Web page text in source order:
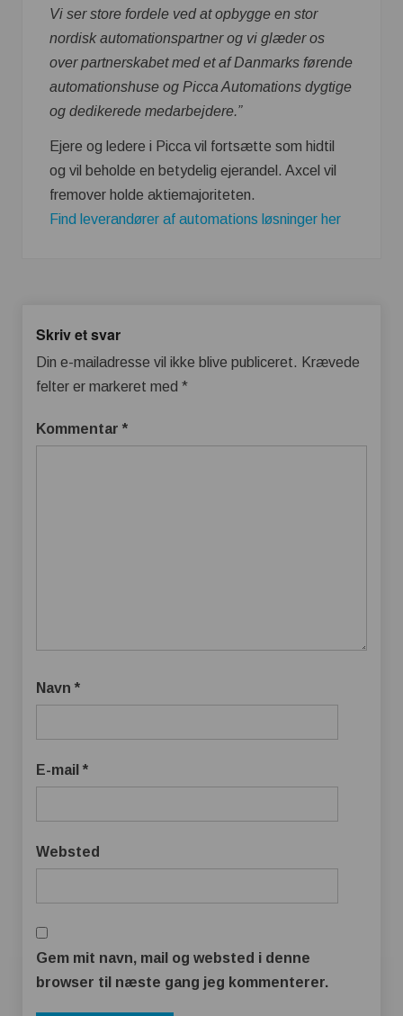
Vi ser store fordele ved atopbygge en stor
nordisk automationspartner og vi glæder os
over partnerskabet med et af Danmarks førende
automationshuse og Picca Automations dygtige
og dedikerede medarbejdere.”
Ejere og ledere i Picca vil fortsætte som hidtil
og vil beholde en betydelig ejerandel. Axcel vil
fremover holde aktiemajoriteten.
Find leverandører af automations løsninger her
Skriv et svar
Din e-mailadresse vil ikke blive publiceret. Krævede
felter er markeret med *
Kommentar *
Navn *
E-mail *
Websted
Gem mit navn, mail og websted i denne
browser til næste gang jeg kommenterer.